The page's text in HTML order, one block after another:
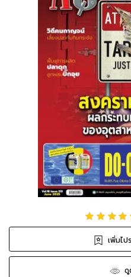
เพิ่มไ
ดู